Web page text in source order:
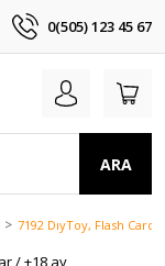
0(505) 123 45 67
ARA
7192 DıyToy, Flash